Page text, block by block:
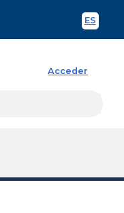
ES
Acceder